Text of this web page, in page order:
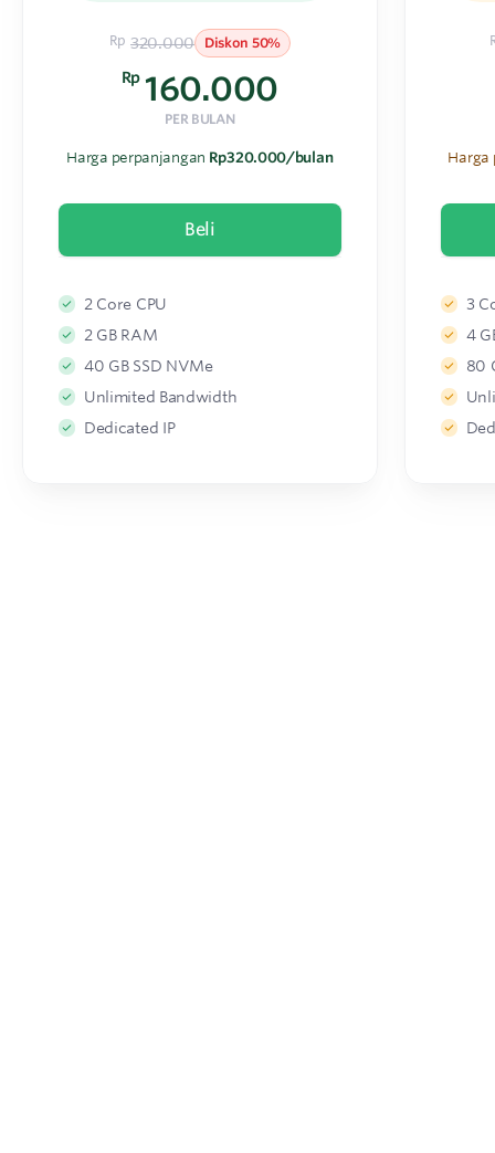
Rp 320.000 Diskon 50%
Rp 160.000
PER BULAN
Harga perpanjangan Rp320.000/bulan
Beli
2 Core CPU
2 GB RAM
40 GB SSD NVMe
Unlimited Bandwidth
Dedicated IP
Harga
3
4
80